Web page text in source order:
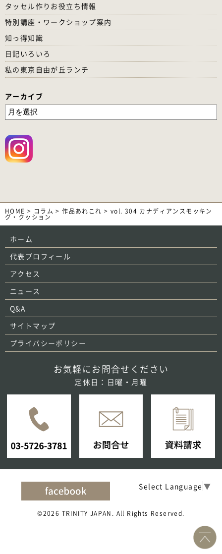
タッセル作りお役立ち情報
特別講座・ワークショップ案内
知っ得知識
日記いろいろ
私の東京自由が丘ランチ
アーカイブ
HOME > コラム >作品あれこれ > vol. 304 カナディアンスモッキン
グ・クッション
ホーム
代表プロフィール
アクセス
ニュース
Q&A
サイトマップ
プライバシーポリシー
お気軽にお問合せください
定休日：日曜・月曜
Select Language ▼
©2026 TRINITY JAPAN. All Rights Reserved.